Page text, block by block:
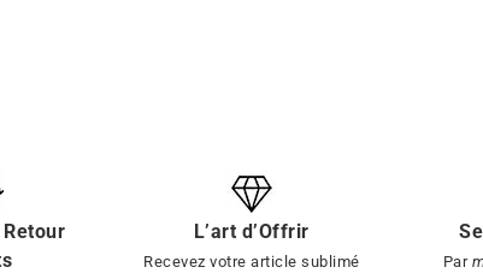
L’art d’Offrir
Recevez votre article sublimé
Par